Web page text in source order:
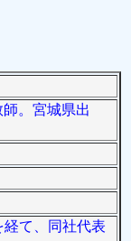
。宮城県出
て、同社代表